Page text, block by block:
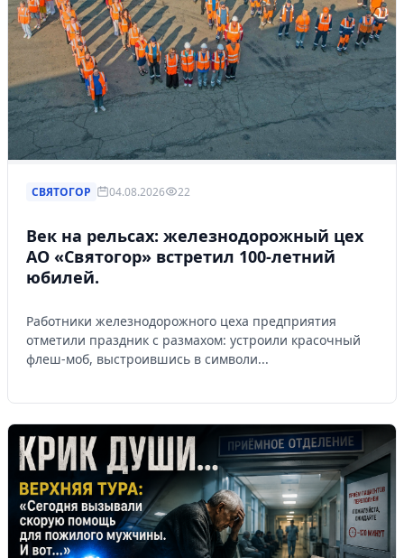
СВЯТОГОР 04.08.2026 22
Век на рельсах: железнодорожный цех
АО «Святогор» встретил 100-летний
юбилей.
Работники железнодорожного цеха предприятия
отметили праздник с размахом: устроили красочный
флеш-моб, выстроившись в символи...